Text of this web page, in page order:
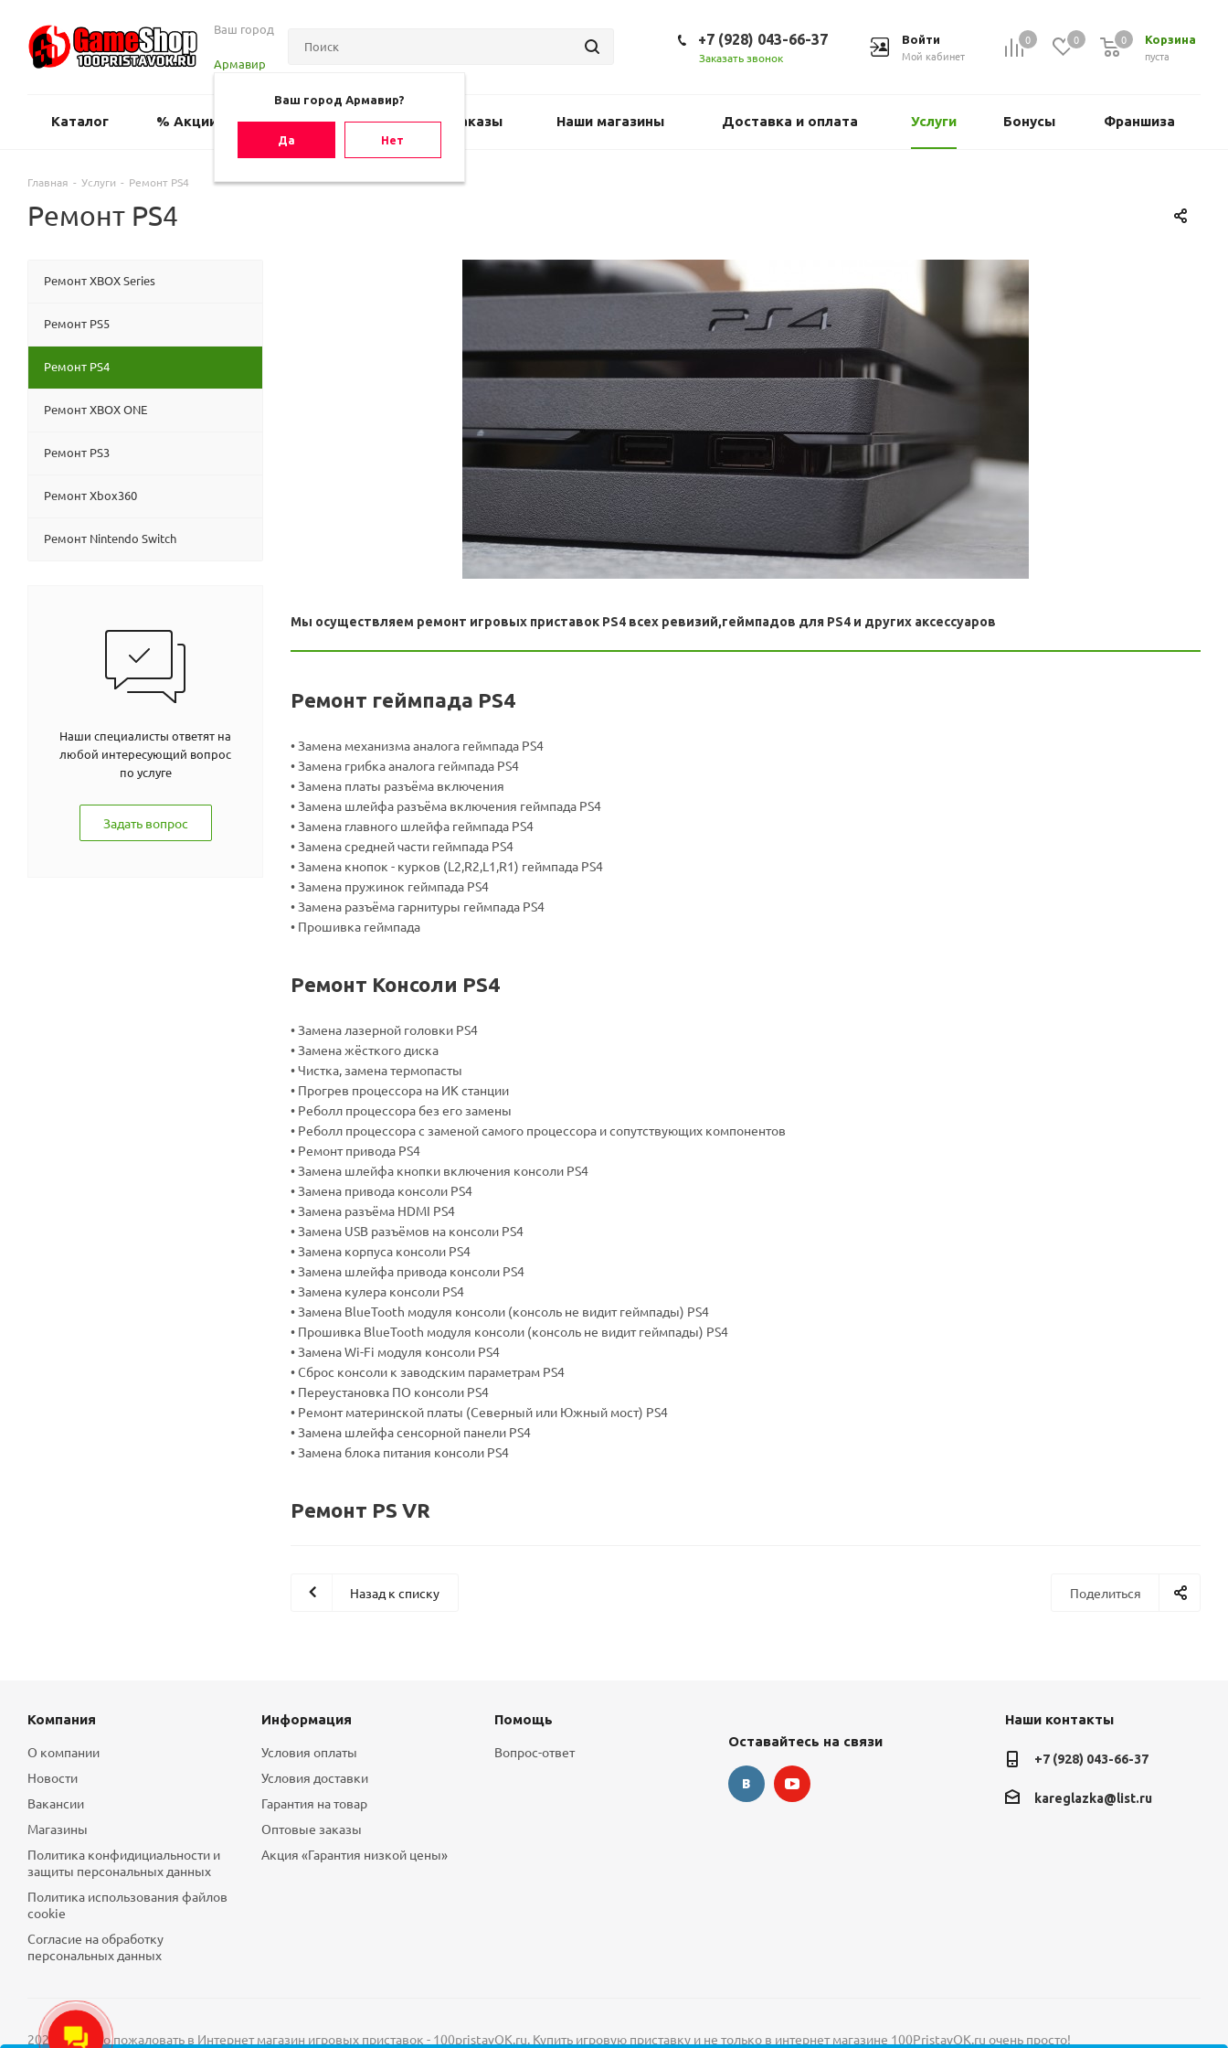
Ваш город
Армавир
Ваш город Армавир?
Да Нет
0 0 Корзина
пуста
0
Войти
Мой кабинет
+7 (928) 043-66-37
Заказать звонок
Каталог % Акции Оценить игру Предзаказы Наши магазины Доставка и оплата Услуги Бонусы Франшиза
Главная - Услуги - Ремонт PS4
Ремонт PS4
Мы осуществляем ремонт игровых приставок PS4 всех ревизий,геймпадов для PS4 и других аксессуаров
Ремонт геймпада PS4
• Замена механизма аналога геймпада PS4
• Замена грибка аналога геймпада PS4
• Замена платы разъёма включения
• Замена шлейфа разъёма включения геймпада PS4
• Замена главного шлейфа геймпада PS4
• Замена средней части геймпада PS4
• Замена кнопок - курков (L2,R2,L1,R1) геймпада PS4
• Замена пружинок геймпада PS4
• Замена разъёма гарнитуры геймпада PS4
• Прошивка геймпада
Ремонт Консоли PS4
• Замена лазерной головки PS4
• Замена жёсткого диска
• Чистка, замена термопасты
• Прогрев процессора на ИК станции
• Реболл процессора без его замены
• Реболл процессора с заменой самого процессора и сопутствующих компонентов
• Ремонт привода PS4
• Замена шлейфа кнопки включения консоли PS4
• Замена привода консоли PS4
• Замена разъёма HDMI PS4
• Замена USB разъёмов на консоли PS4
• Замена корпуса консоли PS4
• Замена шлейфа привода консоли PS4
• Замена кулера консоли PS4
• Замена BlueTooth модуля консоли (консоль не видит геймпады) PS4
• Прошивка BlueTooth модуля консоли (консоль не видит геймпады) PS4
• Замена Wi-Fi модуля консоли PS4
• Сброс консоли к заводским параметрам PS4
• Переустановка ПО консоли PS4
• Ремонт материнской платы (Северный или Южный мост) PS4
• Замена шлейфа сенсорной панели PS4
• Замена блока питания консоли PS4
Ремонт PS VR
Поделиться
Назад к списку
Ремонт XBOX Series
Ремонт PS5
Ремонт PS4
Ремонт XBOX ONE
Ремонт PS3
Ремонт Xbox360
Ремонт Nintendo Switch
Наши специалисты ответят на
любой интересующий вопрос
по услуге
Задать вопрос
Компания
О компании
Новости
Вакансии
Магазины
Политика конфидициальности и
защиты персональных данных
Политика использования файлов
cookie
Согласие на обработку
персональных данных
Информация
Условия оплаты
Условия доставки
Гарантия на товар
Оптовые заказы
Акция «Гарантия низкой цены»
Помощь
Вопрос-ответ
Оставайтесь на связи
Наши контакты
+7 (928) 043-66-37
kareglazka@list.ru
2026 © Добро пожаловать в Интернет магазин игровых приставок - 100pristavOK.ru. Купить игровую приставку и не только в интернет магазине 100PristavOK.ru очень просто!